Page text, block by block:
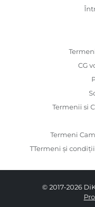
CG
Termenii si
Termeni
TTermeni și
© 2017-2026